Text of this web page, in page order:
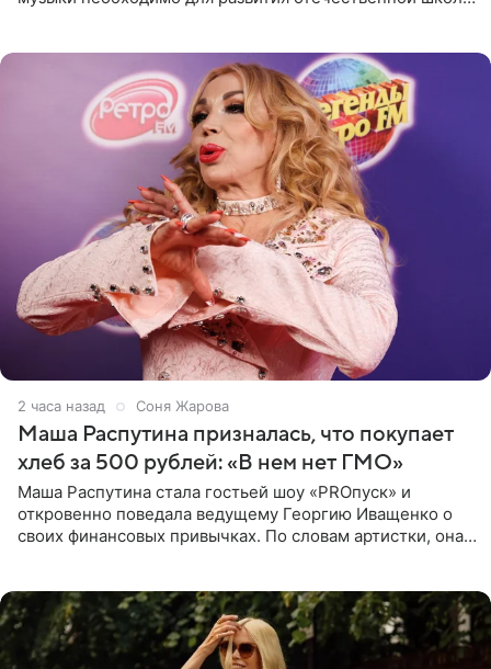
2 часа назад Соня Жарова
Маша Распутина призналась, что покупает
хлеб за 500 рублей: «В нем нет ГМО»
Маша Распутина стала гостьей шоу «PROпуск» и
откровенно поведала ведущему Георгию Иващенко о
своих финансовых привычках. По словам артистки, она